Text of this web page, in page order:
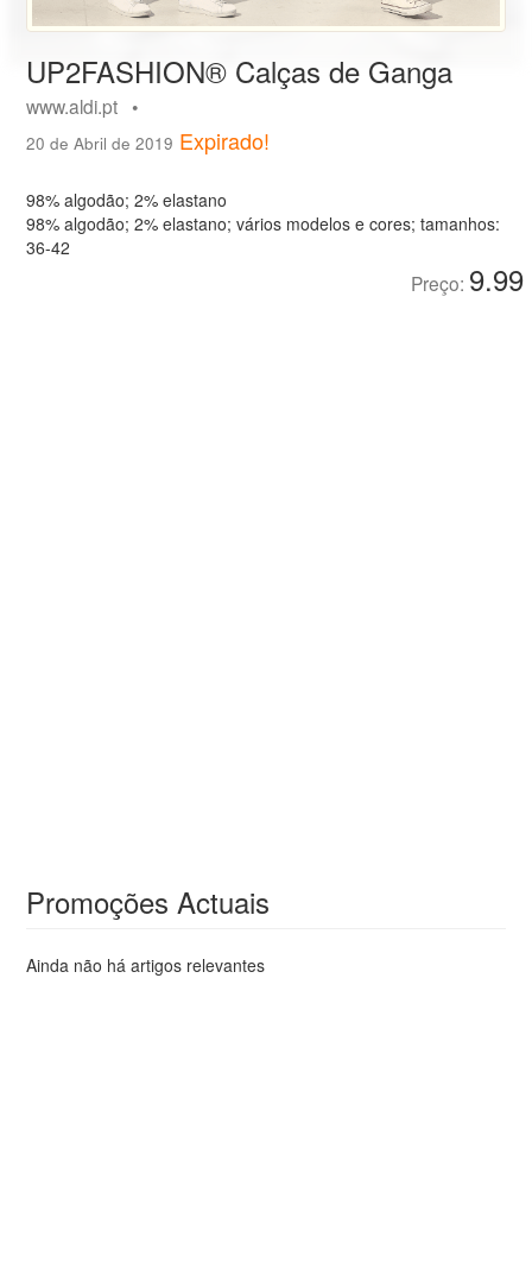
UP2FASHION® Calças de Ganga
www.aldi.pt •
20 de Abril de 2019 Expirado!
98% algodão; 2% elastano
98% algodão; 2% elastano; vários modelos e cores; tamanhos:
36-42
Preço: 9.99
Promoções Actuais
Ainda não há artigos relevantes